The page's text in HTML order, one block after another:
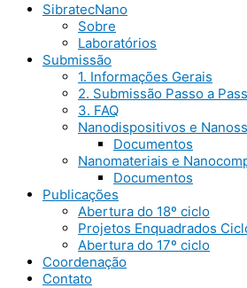
SibratecNano
Sobre
Laboratórios
Submissão
1. Informações Gerais
2. Submissão Passo a
3. FAQ
Nanodispositivos e
Documentos
Nanomateriais e
Documentos
Publicações
Abertura do 18º ciclo
Projetos Enquadrados
Abertura do 17º ciclo
Coordenação
Contato